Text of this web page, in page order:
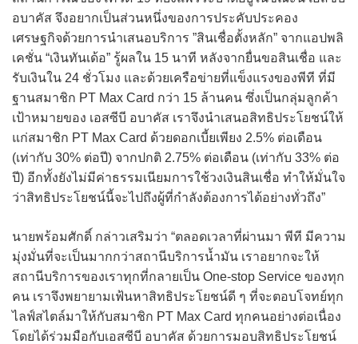
อบาคัส จึงอยากเป็นส่วนหนึ่งของการประคับประคอง
เศรษฐกิจด้วยการนำเสนอบริการ ”สินเชื่อตั้งหลัก” จากแอปพลิ
เคชั่น “เงินทันเด้อ” รู้ผลใน 15 นาที หลังจากยื่นขอสินเชื่อ และ
รับเงินใน 24 ชั่วโมง และด้วยเครือข่ายที่แข็งแรงของพีที ที่มี
ฐานสมาชิก PT Max Card กว่า 15 ล้านคน ซึ่งเป็นกลุ่มลูกค้า
เป้าหมายของ เอสซีบี อบาคัส เราจึงนำเสนอสิทธิประโยชน์ให้
แก่สมาชิก PT Max Card ด้วยดอกเบี้ยเพียง 2.5% ต่อเดือน
(เท่ากับ 30% ต่อปี) จากปกติ 2.75% ต่อเดือน (เท่ากับ 33% ต่อ
ปี) อีกทั้งยังไม่มีค่าธรรมเนียมการใช้วงเงินสินเชื่อ ทำให้มั่นใจ
ว่าสิทธิประโยชน์นี้จะไปถึงผู้ที่กำลังต้องการได้อย่างทั่วถึง”
นายพร้อมศักดิ์ กล่าวเสริมว่า “ตลอดเวลาที่ผ่านมา พีที มีความ
มุ่งมั่นที่จะเป็นมากกว่าสถานีบริการน้ำมัน เราอยากจะให้
สถานีบริการของเราทุกที่กลายเป็น One-stop Service ของทุก
คน เราจึงพยายามเฟ้นหาสิทธิประโยชน์ดี ๆ ที่จะตอบโจทย์ทุก
ไลฟ์สไตล์มาให้กับสมาชิก PT Max Card ทุกคนอย่างต่อเนื่อง
โดยได้ร่วมมือกับเอสซีบี อบาคัส ด้วยการมอบสิทธิประโยชน์